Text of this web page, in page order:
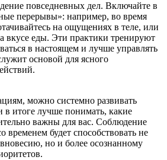
повседневных дел. Включайте в
перерывы»: например, во время
на ощущениях в теле, или
вкусе еды. Эти практики тренируют
в настоящем и лучше управлять
основой для ясного
можно системно развивать
в итоге лучше понимать, какие
важны для вас. Соблюдение
временем будет способствовать не
но и более осознанному